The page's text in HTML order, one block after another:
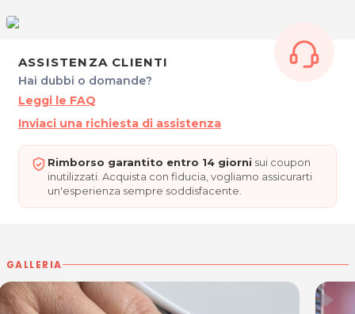
ASSISTENZA CLIENTI
Hai dubbi o domande?
Leggi le FAQ
Inviaci una richiesta di assistenza
Rimborso garantito entro 14 giorni sui coupon
inutilizzati. Acquista con fiducia, vogliamo assicurarti
un'esperienza sempre soddisfacente.
GALLERIA